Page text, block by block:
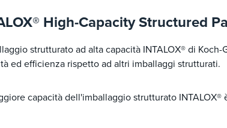
High-Capacity Structured
strutturato ad alta capacità INTALOX® di
ed efficienza rispetto ad altri imballaggi strutturati.
capacità dell'imballaggio strutturato